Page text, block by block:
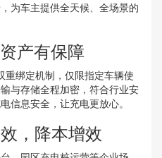
为车主提供全天候、全场景的
产有保障
重绑定机制，仅限指定车辆使
与存储全程加密，符合行业安
信息安全，让充电更放心。
，降本增效